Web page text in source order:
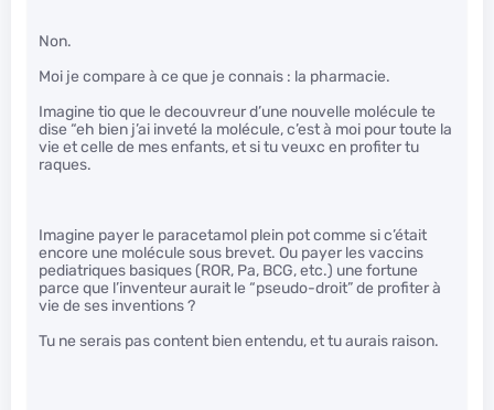
Non.
Moi je compare à ce que je connais : la pharmacie.
Imagine tio que le decouvreur d’une nouvelle molécule te
dise “eh bien j’ai inveté la molécule, c’est à moi pour toute la
vie et celle de mes enfants, et si tu veuxc en profiter tu
raques.
Imagine payer le paracetamol plein pot comme si c’était
encore une molécule sous brevet. Ou payer les vaccins
pediatriques basiques (ROR, Pa, BCG, etc.) une fortune
parce que l’inventeur aurait le “pseudo-droit” de profiter à
vie de ses inventions ?
Tu ne serais pas content bien entendu, et tu aurais raison.